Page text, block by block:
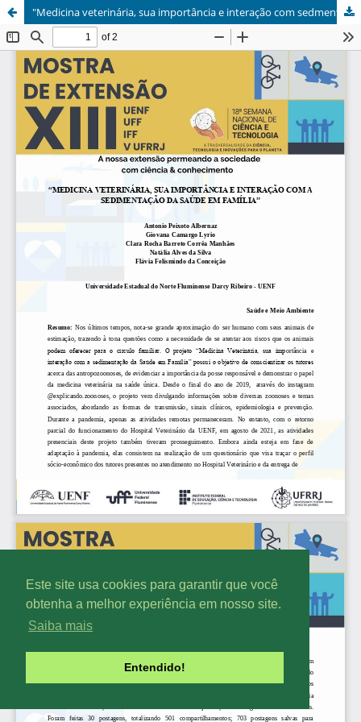
Este site usa cookies para garantir que você
obtenha a melhor experiência em nosso site.
Saiba mais
Entendido!
"Medicina veterinária, sua importância e interação com sedmentação da saúde em família"